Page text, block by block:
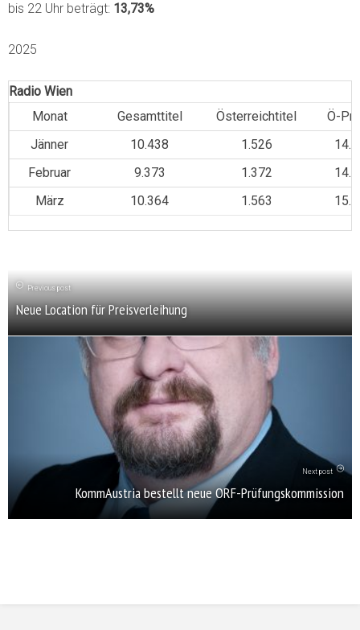
bis 22 Uhr beträgt: 13,73%
2025
Radio Wien
Monat
Gesamttitel Österreichtitel
Ö-
Jänner
10.438 1.526
Februar
9.373 1.372
März
10.364 1.563
Previous post
Neue Location für Preisverleihung
Next post
KommAustria bestellt neue ORF-Prüfungskommission